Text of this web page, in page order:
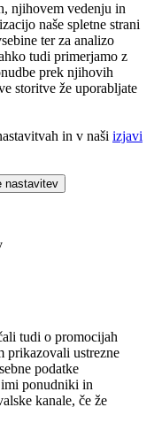
njihovem vedenju in
naše spletne strani
ter za analizo
tudi primerjamo z
prek njihovih
storitve že uporabljate
in v naši izjavi
nastavitev
tudi o promocijah
prikazovali ustrezne
podatke
ponudniki in
kanale, če že